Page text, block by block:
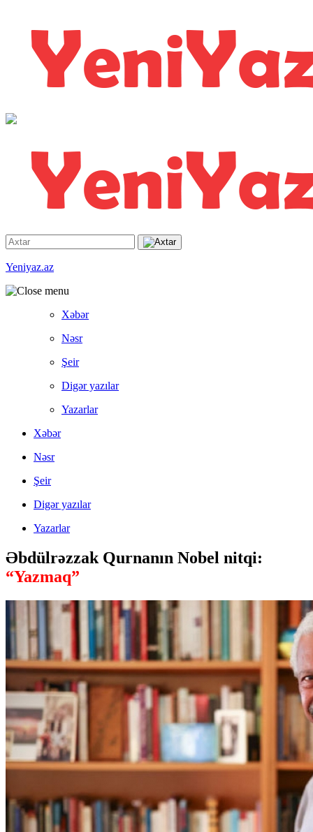
Yeniyaz.az
Xəbər
Nəsr
Şeir
Digər yazılar
Yazarlar
Xəbər
Nəsr
Şeir
Digər yazılar
Yazarlar
Əbdülrəzzak Qurnanın Nobel nitqi:
“Yazmaq”